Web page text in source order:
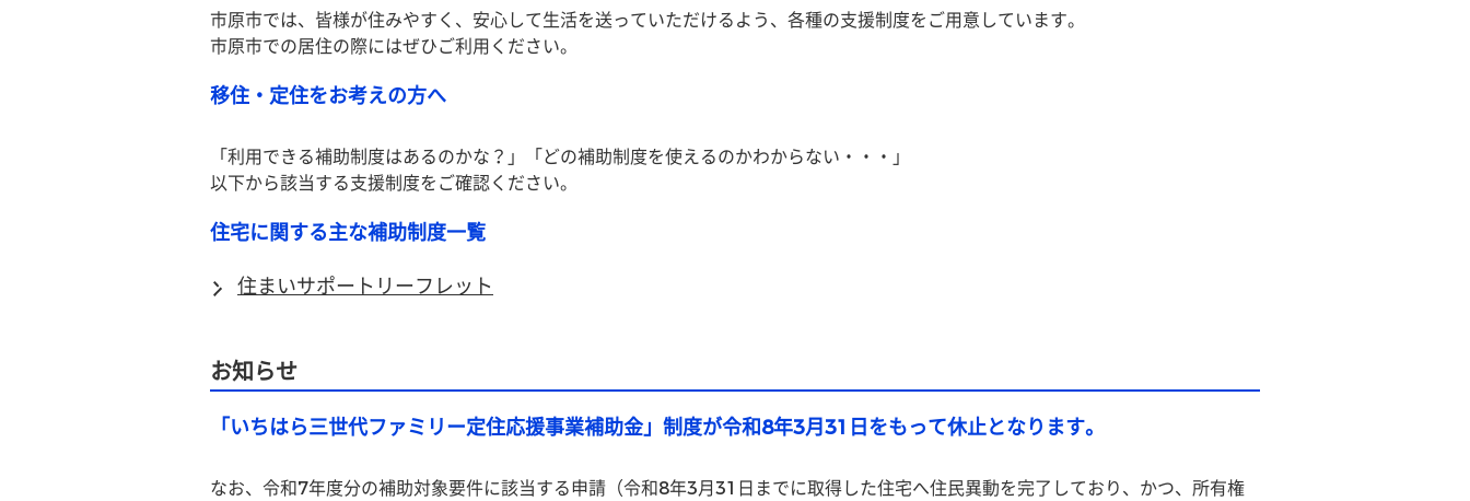
市原市では、皆様が住みやすく、安心して生活を送っていただけるよう、各種の支援制度をご用意しています。
市原市での居住の際にはぜひご利用ください。
移住・定住をお考えの方へ
「利用できる補助制度はあるのかな？」「どの補助制度を使えるのかわからない・・・」
以下から該当する支援制度をご確認ください。
住宅に関する主な補助制度一覧
住まいサポートリーフレット
お知らせ
「いちはら三世代ファミリー定住応援事業補助金」制度が令和8年3月31日をもって休止となります。
なお、令和7年度分の補助対象要件に該当する申請（令和8年3月31日までに取得した住宅へ住民異動を完了しており、かつ、所有権